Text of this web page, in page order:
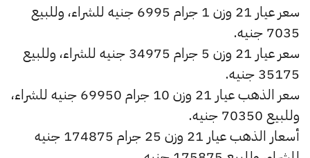
سعر عيار 21 وزن 1 جرام 6995 جنيه للشراء، وللبيع
7035 جنيه.
سعر عيار 21 وزن 5 جرام 34975 جنيه للشراء، وللبيع
35175 جنيه.
سعر الذهب عيار 21 وزن 10 جرام 69950 جنيه للشراء،
وللبيع 70350 جنيه.
أسعار الذهب عيار 21 وزن 25 جرام 174875 جنيه